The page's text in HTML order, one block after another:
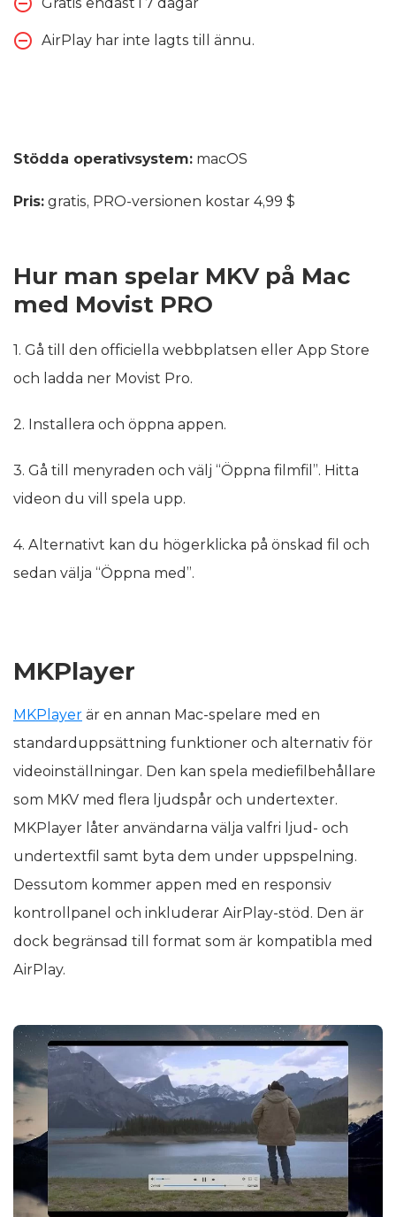
AirPlay har inte lagts till ännu.
Stödda operativsystem: macOS
Pris: gratis, PRO-versionen kostar 4,99 $
Hur man spelar MKV på Mac
med Movist PRO
1. Gå till den officiella webbplatsen eller App Store
och ladda ner Movist Pro.
2. Installera och öppna appen.
3. Gå till menyraden och välj “Öppna filmfil”. Hitta
videon du vill spela upp.
4. Alternativt kan du högerklicka på önskad fil och
sedan välja “Öppna med”.
MKPlayer
MKPlayer är en annan Mac-spelare med en
standarduppsättning funktioner och alternativ för
videoinställningar. Den kan spela mediefilbehållare
som MKV med flera ljudspår och undertexter.
MKPlayer låter användarna välja valfri ljud- och
undertextfil samt byta dem under uppspelning.
Dessutom kommer appen med en responsiv
kontrollpanel och inkluderar AirPlay-stöd. Den är
dock begränsad till format som är kompatibla med
AirPlay.